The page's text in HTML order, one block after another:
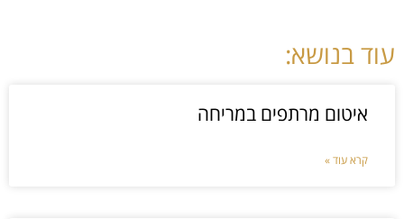
עוד בנושא:
איטום מרתפים במריחה
קרא עוד »